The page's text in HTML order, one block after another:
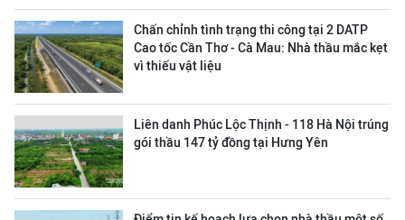
Chấn chỉnh tình trạng thi công tại 2 DATP
Cao tốc Cần Thơ - Cà Mau: Nhà thầu mắc kẹt
vì thiếu vật liệu
Liên danh Phúc Lộc Thịnh - 118 Hà Nội trúng
gói thầu 147 tỷ đồng tại Hưng Yên